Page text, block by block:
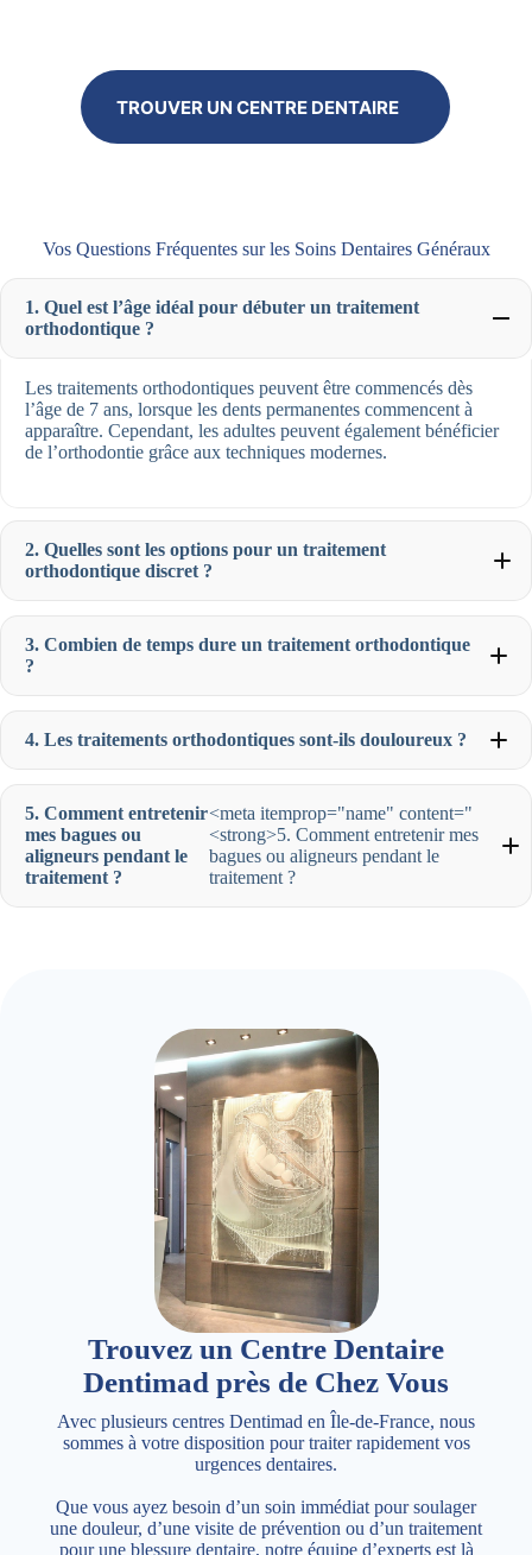
TROUVER UN CENTRE DENTAIRE
Vos Questions Fréquentes sur les Soins Dentaires Généraux
1. Quel est l’âge idéal pour débuter un traitement
orthodontique ?
Les traitements orthodontiques peuvent être commencés dès
l’âge de 7 ans, lorsque les dents permanentes commencent à
apparaître. Cependant, les adultes peuvent également bénéficier
de l’orthodontie grâce aux techniques modernes.
2. Quelles sont les options pour un traitement
orthodontique discret ?
3. Combien de temps dure un traitement orthodontique
?
4. Les traitements orthodontiques sont-ils douloureux ?
5. Comment entretenir
mes bagues ou
aligneurs pendant le
traitement ?
<meta itemprop="name" content="
<strong>5. Comment entretenir mes
bagues ou aligneurs pendant le
traitement ?
Trouvez un Centre Dentaire
Dentimad près de Chez Vous
Avec plusieurs centres Dentimad en Île-de-France, nous
sommes à votre disposition pour traiter rapidement vos
urgences dentaires.
Que vous ayez besoin d’un soin immédiat pour soulager
une douleur, d’une visite de prévention ou d’un traitement
pour une blessure dentaire, notre équipe d’experts est là